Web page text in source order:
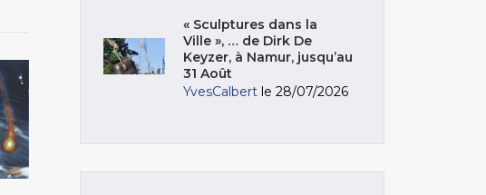
« Sculptures dans la
Ville », … de Dirk De
Keyzer, à Namur, jusqu’au
31 Août
YvesCalbert le 28/07/2026